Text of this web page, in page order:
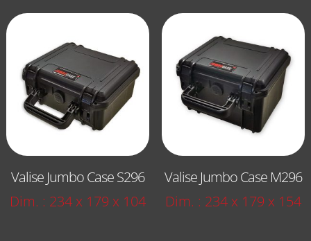
Valise Jumbo Case S296
Dim. : 234 x 179 x 104
Valise Jumbo Case M296
Dim. : 234 x 179 x 154